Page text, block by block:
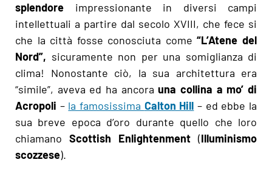
splendore impressionante in diversi campi
intellettuali a partire dal secolo XVIII, che fece si
che la città fosse conosciuta come“L’Atene del
Nord”, sicuramente non per una somiglianza di
clima! Nonostante ciò, la sua architettura era
“simile”, aveva ed ha ancorauna collina a mo’ di
Acropoli – la famosissima Calton Hill – ed ebbe la
sua breve epoca d’oro durante quello che loro
chiamano Scottish Enlightenment (Illuminismo
scozzese).